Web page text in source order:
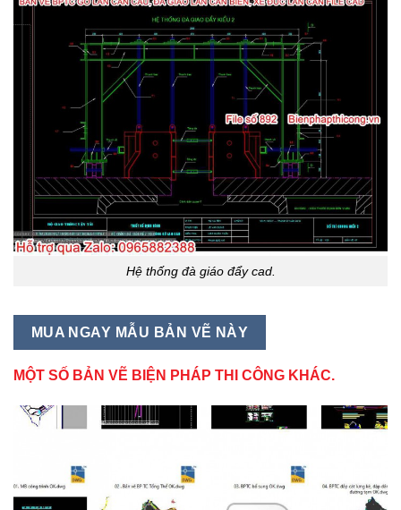
Hệ thống đà giáo đẩy cad.
MUA NGAY MẪU BẢN VẼ NÀY
MỘT SỐ BẢN VẼ BIỆN PHÁP THI CÔNG KHÁC.